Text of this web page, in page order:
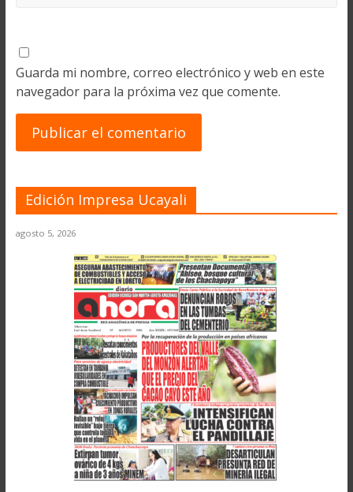
Guarda mi nombre, correo electrónico y web en este
navegador para la próxima vez que comente.
Edición Impresa Ucayali
agosto 5, 2026